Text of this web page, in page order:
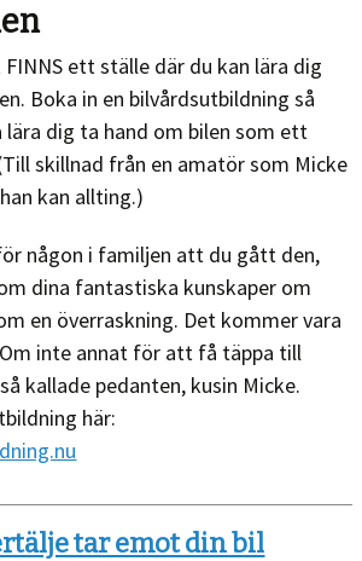
FINNS ett ställe där du kan lära dig
Boka in en bilvårdsutbildning så
lära dig ta hand om bilen som ett
skillnad från en amatör som Micke
kan allting.)
någon i familjen att du gått den,
dina fantastiska kunskaper om
en överraskning. Det kommer vara
inte annat för att få täppa till
kallade pedanten, kusin Micke.
här:
tar emot din bil